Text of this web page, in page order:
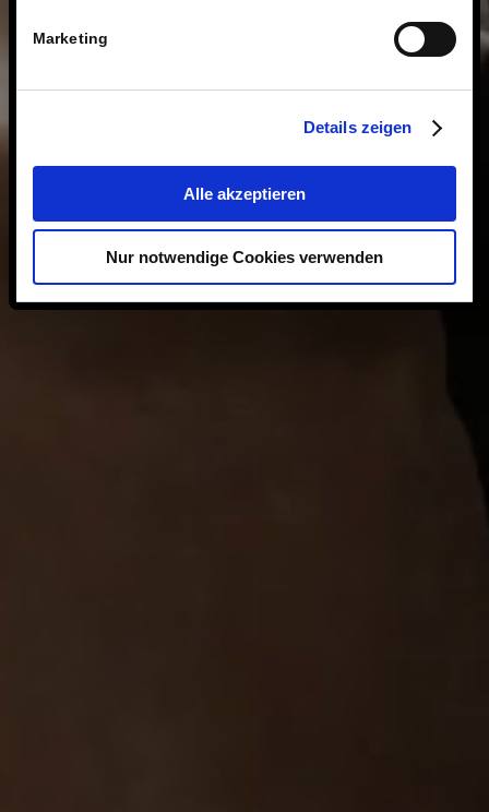
Marketing
Details zeigen
Alle akzeptieren
Nur notwendige Cookies verwenden